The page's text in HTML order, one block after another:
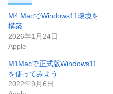
M4 MacでWindows11環境を
構築
2026年1月24日
Apple
M1Macで正式版Windows11
を使ってみよう
2022年9月6日